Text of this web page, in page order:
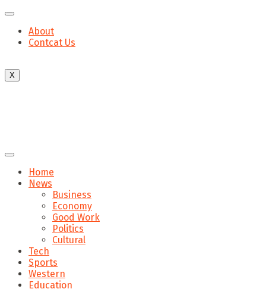
About
Contcat Us
X
Home
News
Business
Economy
Good Work
Politics
Cultural
Tech
Sports
Western
Education